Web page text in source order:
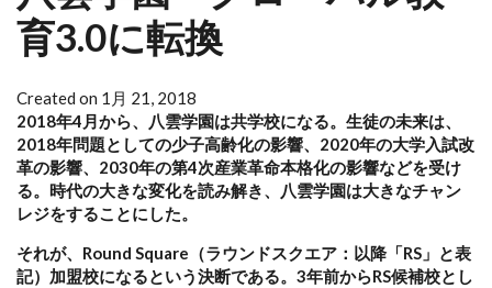
育3.0に転換
Created on 1月 21, 2018
2018年4月から、八雲学園は共学校になる。生徒の未来は、
2018年問題としての少子高齢化の影響、2020年の大学入試改
革の影響、2030年の第4次産業革命本格化の影響などを受け
る。時代の大きな変化を読み解き、八雲学園は大きなチャン
レジをすることにした。
それが、Round Square（ラウンドスクエア：以降「RS」と表
記）加盟校になるという決断である。3年前からRS候補校とし